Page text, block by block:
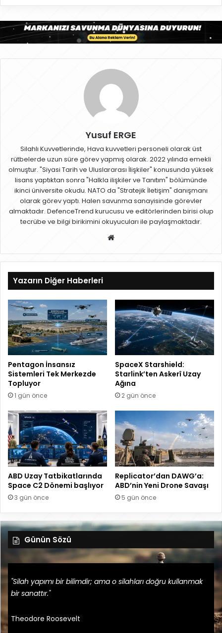
Yusuf ERGE
Silahlı Kuvvetlerinde, Hava kuvvetleri personeli olarak üst
rütbelerde uzun süre görev yapmış olarak. 2022 yılında emekli
olmuştur. "Siyasi Tarih ve Uluslararası İlişkiler" konusunda yüksek
lisans yaptıktan sonra "Halkla ilişkiler ve Tanıtım" bölümünde
ikinci üniversite okudu. NATO da "Stratejik İletişim" danışmanı
olarak görev yaptı. Halen savunma sanayisinde görevler
almaktadır. DefenceTrend kurucusu ve editörlerinden birisi olup
tecrübe ve bilgi birikimini okuyucuları ile paylaşmaktadır.
sit
esi
Yazarın Diğer Haberleri
Pentagon İnsansız
Sistemleri Tek Merkezde
Topluyor
1 gün önce
SpaceX Starshield:
Starlink’ten Askerî Uzay
Ağına
2 gün önce
ABD Uzay Tatbikatlarında
Space C2 Dönemi başlıyor
3 gün önce
Replicator’dan DAWG’a:
ABD’nin Yeni Drone Savaşı
5 gün önce
Günün Sözü
"Silah yapımı bir bilimdir; ama o silahları doğru kullanmak
bir sanattır."
Theodore Roosevelt